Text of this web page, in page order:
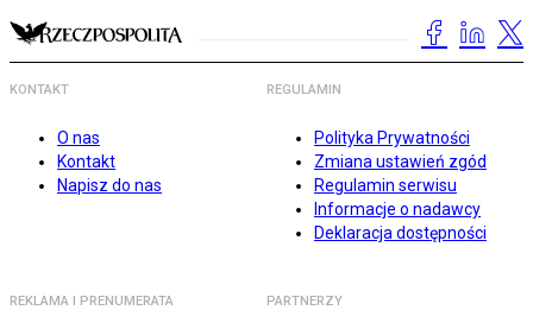
KONTAKT
O nas
Kontakt
Napisz do nas
REGULAMIN
Polityka Prywatności
Zmiana ustawień zgód
Regulamin serwisu
Informacje o nadawcy
Deklaracja dostępności
REKLAMA I PRENUMERATA PARTNERZY